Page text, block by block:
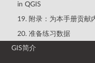
in QGIS
19. 附录：为本手册贡献
20. 准备练习数据
GIS简介